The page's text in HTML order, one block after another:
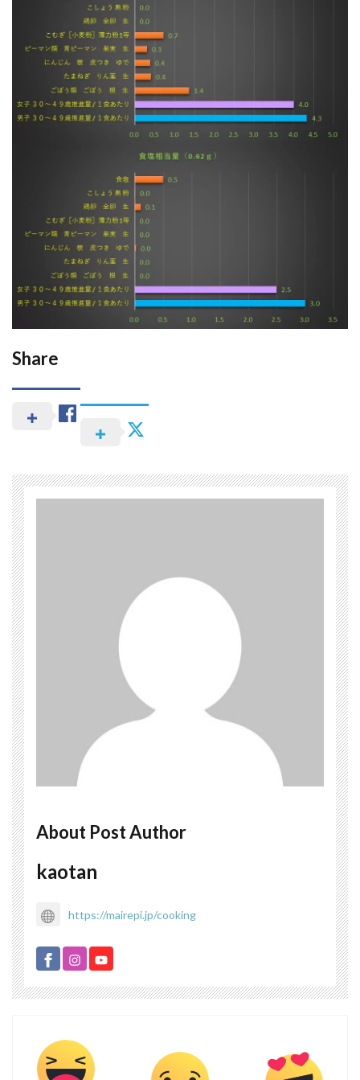
Share
About Post Author
kaotan
https://mairepi.jp/cooking